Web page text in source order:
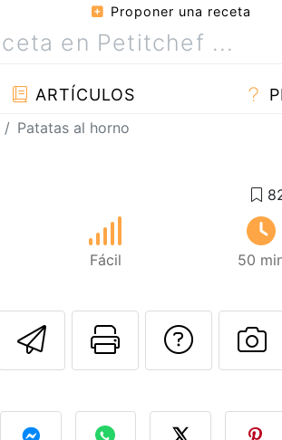
Proponer una receta
ARTÍCULOS
Patatas al horno
Fácil 50
Enviar esta
Imprimir